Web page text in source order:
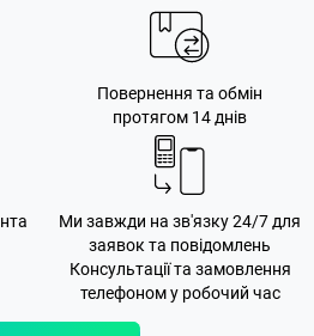
Повернення та обмін
протягом 14 днів
Ми завжди на зв'язку 24/7 для
заявок та повідомлень
Консультації та замовлення
телефоном у робочий час